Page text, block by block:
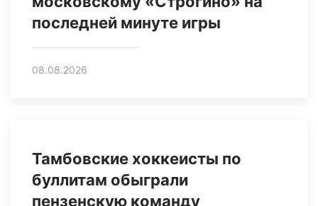
последней минуте игры
08.08.2026
Тамбовские хоккеисты по
буллитам обыграли
пензенскую команду